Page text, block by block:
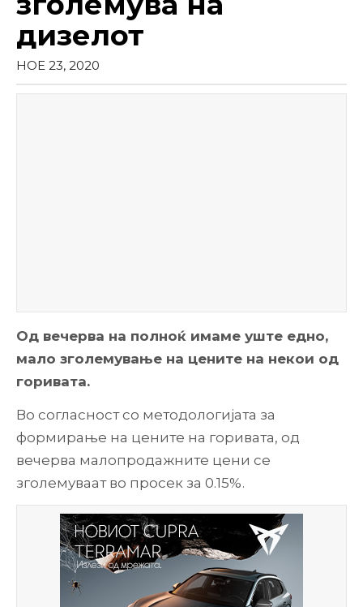
дизелот
НОЕ 23, 2020
Од вечерва на полноќ имаме уште едно,
мало зголемување на цените на некои од
горивата.
Во согласност со методологијата за
формирање на цените на горивата, од
вечерва малопродажните цени се
зголемуваат во просек за 0.15%.